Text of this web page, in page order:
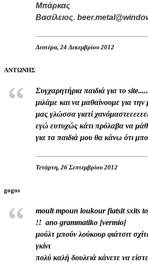
Μπάρκας
Βασίλειος.
Δευτέρα, 24 Δεκεμβρίου 2012
ΑΝΤΩΝΗΣ
Συγχαρητήρια παιδιά για το
μιλάμε και να μαθαίνουμε για την
μας γλώσσα γιατί
εγώ ευτυχώς κάτι πρόλαβα να
για τα παιδιά μου θα κάνω ότι
Τετάρτη, 26 Σεπτεμβρίου 2012
gogos
moult mpoun loukour fiatsit sxits
!! ano grammatiko [vermio]
μούλτ μπούν λούκουρ φιάτσιτ
γκίνι
πολύ καλή δουλειά κάνετε να